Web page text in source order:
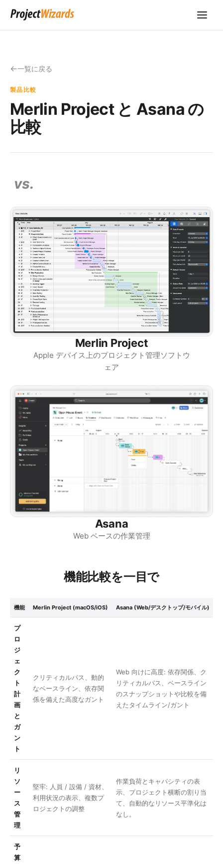
一覧に戻る
製品比較
Merlin Project と Asana の
比較
Merlin Project
Apple デバイス上のプロジェクト管理ソフトウ
ェア
vs.
Asana
Web ベースの作業管理
機能比較を一目で
機能 Merlin Project (macOS/iOS) Asana (Web/デスクトップ/モバイル)
プ
ロ
ジ
ェ
ク
ト
計
画
と
ガ
ン
ト
クリティカルパス、動的
なベースライン、依存関
係を備えた高度なガント
Web 向けに高度: 依存関係、ク
リティカルパス、ベースライン
のスナップショットや比較を備
えたタイムライン/ガント
リ
ソ
ー
ス
管
理
堅牢: 人員 / 設備 / 資材、
利用状況の表示、複数プ
ロジェクトの調整
作業負荷とキャパシティの表
示、プロジェクト横断の割り当
て、自動的なリソース平準化は
なし。
予
算